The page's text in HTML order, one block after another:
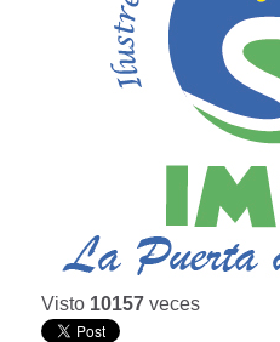
Visto 10157 veces